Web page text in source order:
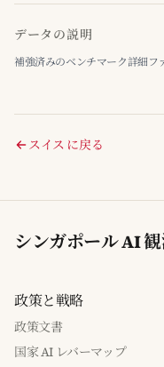
データの説明
補強済みのベンチマーク詳細フ
スイス に戻る
シンガポール AI
政策と戦略
政策文書
国家 AI レバーマップ